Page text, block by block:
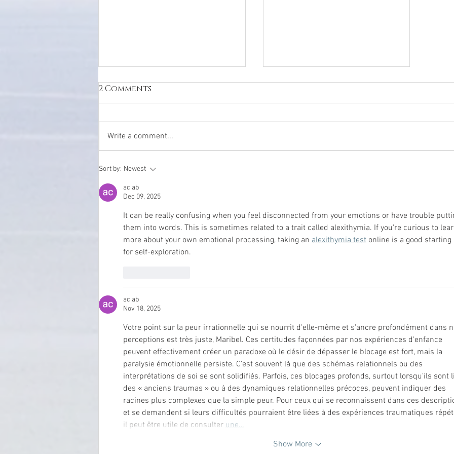
PEURS : Rejet - Abandon -
Contrôle
2 Comments
Write a comment...
Sort by: Newest
ac ab
Dec 09, 2025
It can be really confusing when you feel disconnected from your emotions or have trouble
them into words. This is sometimes related to a trait called alexithymia. If you're curious to
more about your own emotional processing, taking an alexithymia test online is a good
for self-exploration.
ac ab
Nov 18, 2025
Votre point sur la peur irrationnelle qui se nourrit d'elle-même et s'ancre profondément dans
perceptions est très juste, Maribel. Ces certitudes façonnées par nos expériences d'enfance
peuvent effectivement créer un paradoxe où le désir de dépasser le blocage est fort, mais la
paralysie émotionnelle persiste. C'est souvent là que des schémas relationnels ou des
interprétations de soi se sont solidifiés. Parfois, ces blocages profonds, surtout lorsqu'ils sont
des « anciens traumas » ou à des dynamiques relationnelles précoces, peuvent indiquer des
racines plus complexes que la simple peur. Pour ceux qui se reconnaissent dans ces
et se demandent si leurs difficultés pourraient être liées à des expériences traumatiques
il peut être utile de consulter une…
Show More